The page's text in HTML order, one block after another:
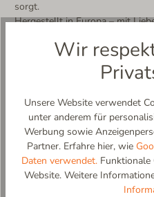
sorgt.
Hergestellt in Europa – mit
Weitere Produktdetails:
- Obermaterial aus
- einfaches An- und
Klettverschluss
- rutschfeste und flexible
Naturfarbe (abriebfest)
- kalt waschbar (kein Trockner,
- 100% designed and made in
Wir
Unsere Website verwendet
unter anderem für
Werbung sowie
Partner. Erfahre hier, wie
Daten verwendet.Funktionale
Website. Weitere